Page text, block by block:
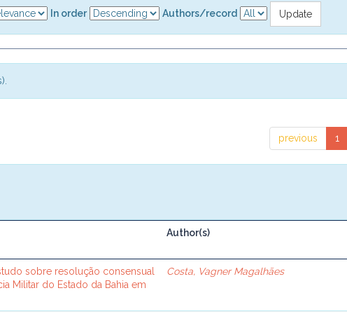
In order Authors/record
previous 1
Author(s)
sobre resolução consensual
Militar do Estado da Bahia em
Costa, Vagner Magalhães